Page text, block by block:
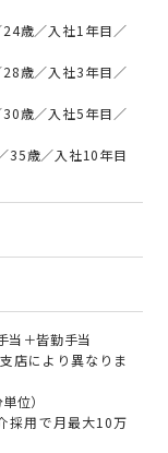
歳／入社1年目／
歳／入社3年目／
歳／入社5年目／
35歳／入社10年目
当＋皆勤手当
店により異なりま
位）
採用で月最大10万